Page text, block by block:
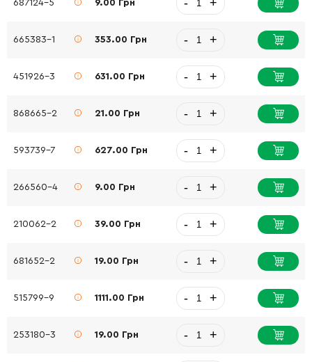
687124-5 9.00 Грн
665383-1 353.00 Грн - +
451926-3 631.00 Грн - +
868665-2 21.00 Грн - +
593739-7 627.00 Грн - +
266560-4 9.00 Грн - +
210062-2 39.00 Грн - +
681652-2 19.00 Грн - +
515799-9 1111.00 Грн - +
253180-3 19.00 Грн - +